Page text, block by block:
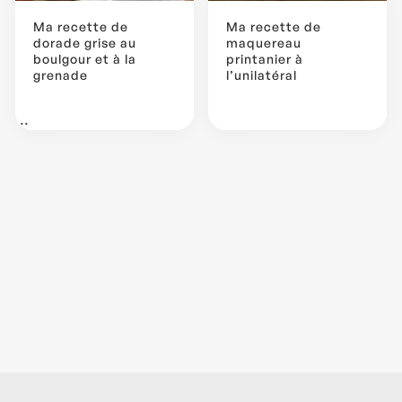
Ma recette de
dorade grise au
boulgour et à la
grenade
...
Ma recette de
maquereau
printanier à
l’unilatéral